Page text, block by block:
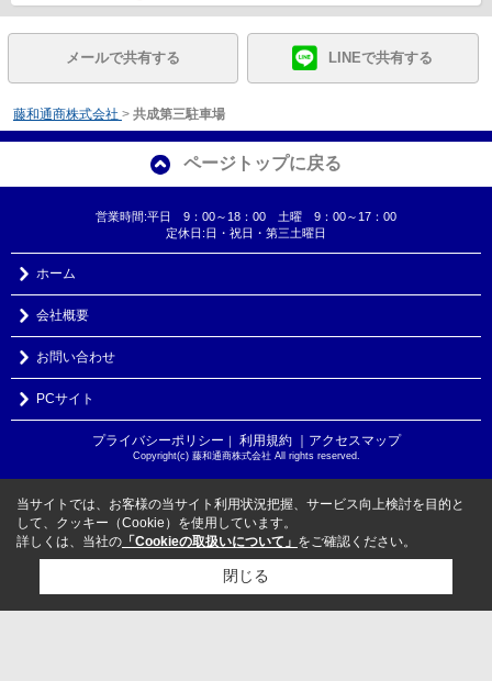
メールで共有する LINEで共有する
藤和通商株式会社 > 共成第三駐車場
ページトップに戻る
営業時間:平日 9：00～18：00 土曜 9：00～17：00
定休日:日・祝日・第三土曜日
ホーム
会社概要
お問い合わせ
PCサイト
プライバシーポリシー ｜ 利用規約 ｜アクセスマップ
Copyright(c) 藤和通商株式会社 All rights reserved.
当サイトでは、お客様の当サイト利用状況把握、サービス向上検討を目的と
して、クッキー（Cookie）を使用しています。
詳しくは、当社の 「Cookieの取扱いについて」 をご確認ください。
閉じる